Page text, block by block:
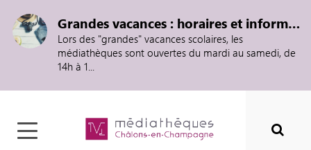
Grandes vacances : horaires et informations
Lors des "grandes" vacances scolaires, les
médiathèques sont ouvertes du mardi au samedi, de
14h à 1...